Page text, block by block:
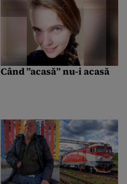
Poliție din București
Când ”acasă” nu-i acasă